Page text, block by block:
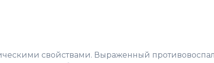
свойствами. Выраженный